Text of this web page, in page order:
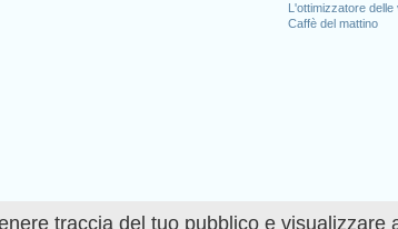
traccia del tuo pubblico e visualizzare
L'ottimizzatore delle
Caffè del mattino